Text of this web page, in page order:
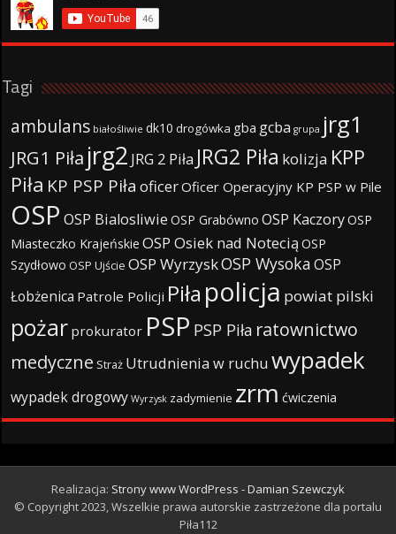
Tagi
ambulans białośliwie dk10 drogówka gba gcba grupa jrg1
JRG1 Piła jrg2 JRG 2 Piła JRG2 Piła kolizja KPP
Piła KP PSP Piła oficerOficer Operacyjny KP PSP w Pile
OSP OSP Bialosliwie OSP Grabówno OSP KaczoryOSP
Miasteczko Krajeńskie OSP Osiek nad Notecią OSP
Szydłowo OSP Ujście OSP WyrzyskOSP WysokaOSP
Łobżenica Patrole Policji Piła policja powiat pilski
pożar prokurator PSP PSP Piła ratownictwo
medyczne Straż Utrudnienia w ruchu wypadek
wypadek drogowy Wyrzysk zadymienie zrm ćwiczenia
Realizacja: Strony www WordPress - Damian Szewczyk
© Copyright 2023, Wszelkie prawa autorskie zastrzeżone dla portalu
Piła112